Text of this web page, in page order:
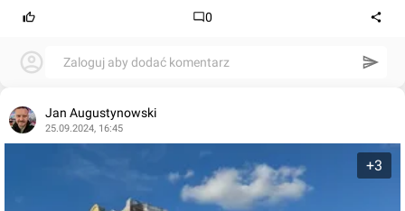
0
Zaloguj aby dodać komentarz
Jan Augustynowski
25.09.2024, 16:45
+3